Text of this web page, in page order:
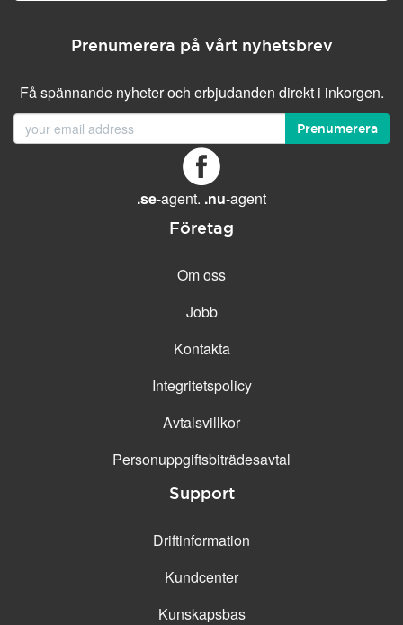
Prenumerera på vårt nyhetsbrev
Få spännande nyheter och erbjudanden direkt i inkorgen.
Prenumerera
.se-agent. .nu-agent
Företag
Om oss
Jobb
Kontakta
Integritetspolicy
Avtalsvillkor
Personuppgifts­biträdesavtal
Support
Driftinformation
Kundcenter
Kunskapsbas